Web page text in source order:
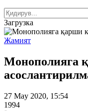
Загрузка
Жамият
Монополияга
27 May 2020, 15:54
1994